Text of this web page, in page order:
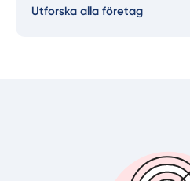
Utforska alla företag